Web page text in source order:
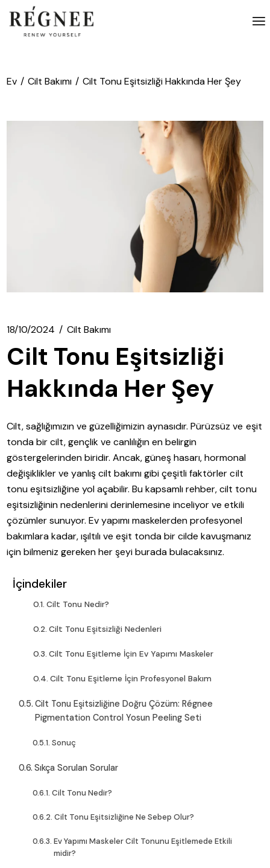
atla
Ev Cilt Bakımı Cilt Tonu Eşitsizliği Hakkında Her Şey
18/10/2024 Cilt Bakımı
Cilt Tonu Eşitsizliği
Hakkında Her Şey
Cilt, sağlığımızın ve güzelliğimizin aynasıdır. Pürüzsüz ve eşit
tonda bir cilt, gençlik ve canlılığın en belirgin
göstergelerinden biridir. Ancak, güneş hasarı, hormonal
değişiklikler ve yanlış cilt bakımı gibi çeşitli faktörler cilt
tonu eşitsizliğine yol açabilir. Bu kapsamlı rehber, cilt tonu
eşitsizliğinin nedenlerini derinlemesine inceliyor ve etkili
çözümler sunuyor. Ev yapımı maskelerden profesyonel
bakımlara kadar, ışıltılı ve eşit tonda bir cilde kavuşmanız
için bilmeniz gereken her şeyi burada bulacaksınız.
İçindekiler
Cilt Tonu Nedir?
Cilt Tonu Eşitsizliği Nedenleri
Cilt Tonu Eşitleme İçin Ev Yapımı Maskeler
Cilt Tonu Eşitleme İçin Profesyonel Bakım
Cilt Tonu Eşitsizliğine Doğru Çözüm: Régnee
Pigmentation Control Yosun Peeling Seti
Sonuç
Sıkça Sorulan Sorular
Cilt Tonu Nedir?
Cilt Tonu Eşitsizliğine Ne Sebep Olur?
Ev Yapımı Maskeler Cilt Tonunu Eşitlemede Etkili
midir?